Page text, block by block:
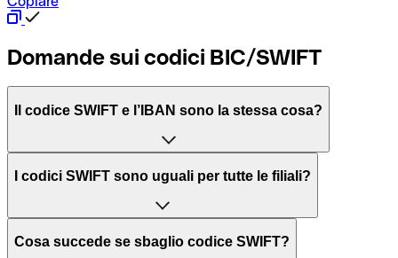
Domande sui codici BIC/SWIFT
Il codice SWIFT e l’IBAN sono la stessa cosa?
L'acronimo SWIFT sta per “Society for Worldwide
per l’elaborazione dei pagamenti tra diversi Paesi.
I codici SWIFT sono uguali per tutte le filiali?
Dipende dalle banche. In alcuni casi le banche utilizzano
Cosa succede se sbaglio codice SWIFT?